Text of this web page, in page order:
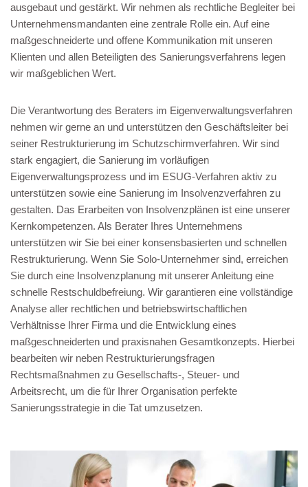
ausgebaut und gestärkt. Wir nehmen als rechtliche Begleiter bei
Unternehmensmandanten eine zentrale Rolle ein. Auf eine
maßgeschneiderte und offene Kommunikation mit unseren
Klienten und allen Beteiligten des Sanierungsverfahrens legen
wir maßgeblichen Wert.
Die Verantwortung des Beraters im Eigenverwaltungsverfahren
nehmen wir gerne an und unterstützen den Geschäftsleiter bei
seiner Restrukturierung im Schutzschirmverfahren. Wir sind
stark engagiert, die Sanierung im vorläufigen
Eigenverwaltungsprozess und im ESUG-Verfahren aktiv zu
unterstützen sowie eine Sanierung im Insolvenzverfahren zu
gestalten. Das Erarbeiten von Insolvenzplänen ist eine unserer
Kernkompetenzen. Als Berater Ihres Unternehmens
unterstützen wir Sie bei einer konsensbasierten und schnellen
Restrukturierung. Wenn Sie Solo-Unternehmer sind, erreichen
Sie durch eine Insolvenzplanung mit unserer Anleitung eine
schnelle Restschuldbefreiung. Wir garantieren eine vollständige
Analyse aller rechtlichen und betriebswirtschaftlichen
Verhältnisse Ihrer Firma und die Entwicklung eines
maßgeschneiderten und praxisnahen Gesamtkonzepts. Hierbei
bearbeiten wir neben Restrukturierungsfragen
Rechtsmaßnahmen zu Gesellschafts-, Steuer- und
Arbeitsrecht, um die für Ihrer Organisation perfekte
Sanierungsstrategie in die Tat umzusetzen.